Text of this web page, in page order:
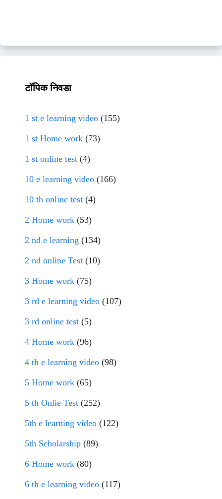
टॉपिक निवडा
1 st e learning video (155)
1 st Home work (73)
1 st online test (4)
10 e learning video (166)
10 th online test (4)
2 Home work (53)
2 nd e learning (134)
2 nd online Test (10)
3 Home work (75)
3 rd e learning video (107)
3 rd online test (5)
4 Home work (96)
4 th e learning video (98)
5 Home work (65)
5 th Onlie Test (252)
5th e learning video (122)
5th Scholarship (89)
6 Home work (80)
6 th e learning video (117)